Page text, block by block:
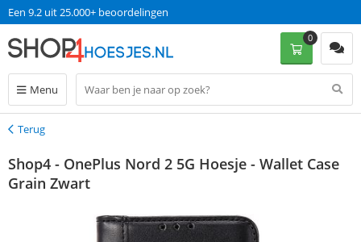
Een 9.2 uit 25.000+ beoordelingen
Menu
0
Terug
Terug
Shop4 - OnePlus Nord 2 5G Hoesje - Wallet Case
Grain Zwart